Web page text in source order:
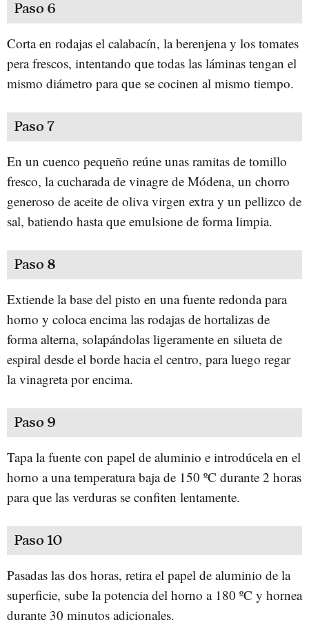
Paso 6
Corta en rodajas el calabacín, la berenjena y los tomates
pera frescos, intentando que todas las láminas tengan el
mismo diámetro para que se cocinen al mismo tiempo.
Paso 7
En un cuenco pequeño reúne unas ramitas de tomillo
fresco, la cucharada de vinagre de Módena, un chorro
generoso de aceite de oliva virgen extra y un pellizco de
sal, batiendo hasta que emulsione de forma limpia.
Paso 8
Extiende la base del pisto en una fuente redonda para
horno y coloca encima las rodajas de hortalizas de
forma alterna, solapándolas ligeramente en silueta de
espiral desde el borde hacia el centro, para luego regar
la vinagreta por encima.
Paso 9
Tapa la fuente con papel de aluminio e introdúcela en el
horno a una temperatura baja de 150 ºC durante 2 horas
para que las verduras se confiten lentamente.
Paso 10
Pasadas las dos horas, retira el papel de aluminio de la
superficie, sube la potencia del horno a 180 ºC y hornea
durante 30 minutos adicionales.